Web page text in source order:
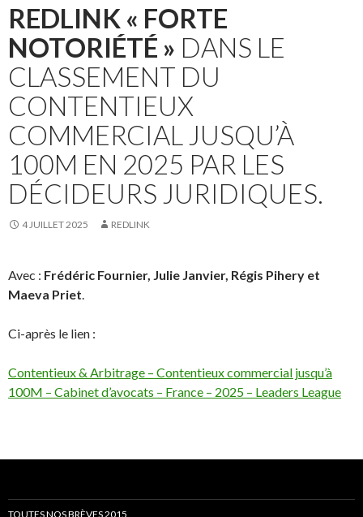
REDLINK « FORTE
NOTORIÉTÉ » DANS LE
CLASSEMENT DU
CONTENTIEUX
COMMERCIAL JUSQU’À
100M EN 2025 PAR LES
DÉCIDEURS JURIDIQUES.
4 JUILLET 2025 REDLINK
Avec : Frédéric Fournier, Julie Janvier, Régis Pihery et
Maeva Priet.
Ci-après le lien :
Contentieux & Arbitrage – Contentieux commercial jusqu’à
100M – Cabinet d’avocats – France – 2025 – Leaders League
TOUTES NOS BRÈVES 2015